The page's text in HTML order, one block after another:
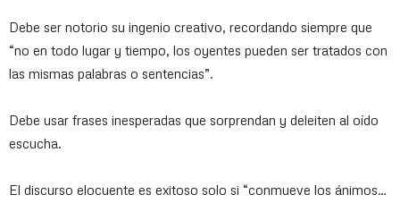
Debe ser notorio su ingenio creativo, recordando siempre que
“no en todo lugar y tiempo, los oyentes pueden ser tratados con
las mismas palabras o sentencias”.
Debe usar frases inesperadas que sorprendan y deleiten al oído
escucha.
El discurso elocuente es exitoso solo si “conmueve los ánimos…